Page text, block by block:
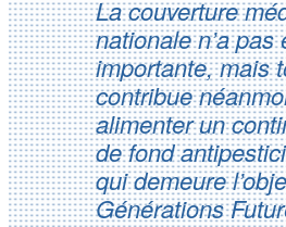
La couverture
nationale n’a pas
importante, mais
contribue
alimenter un
de fond
qui demeure
Générations